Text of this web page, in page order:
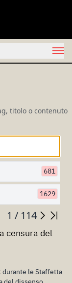
titolo o contenuto
681
1629
1 / 114
censura del
durante le Staffetta